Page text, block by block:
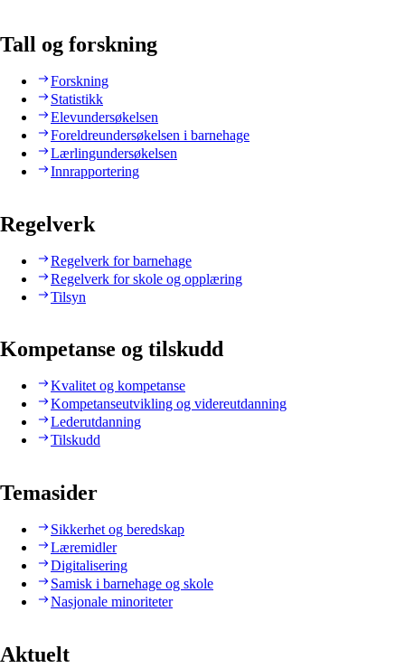
Tall og forskning
Forskning
Statistikk
Elevundersøkelsen
Foreldreundersøkelsen i barnehage
Lærlingundersøkelsen
Innrapportering
Regelverk
Regelverk for barnehage
Regelverk for skole og opplæring
Tilsyn
Kompetanse og tilskudd
Kvalitet og kompetanse
Kompetanseutvikling og videreutdanning
Lederutdanning
Tilskudd
Temasider
Sikkerhet og beredskap
Læremidler
Digitalisering
Samisk i barnehage og skole
Nasjonale minoriteter
Aktuelt